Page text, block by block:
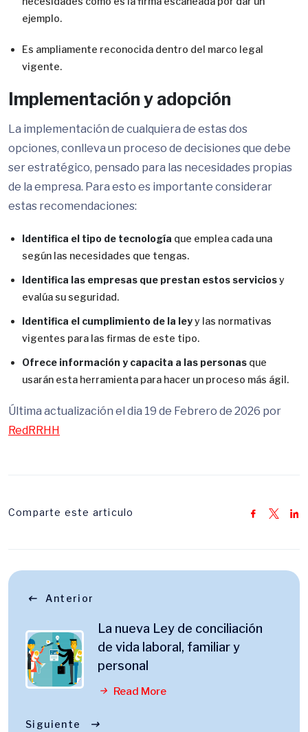
ejemplo.
Es ampliamente reconocida dentro del marco legal
vigente.
Implementación y adopción
La implementación de cualquiera de estas dos
opciones, conlleva un proceso de decisiones que debe
ser estratégico, pensado para las necesidades propias
de la empresa. Para esto es importante considerar
estas recomendaciones:
Identifica el tipo de tecnología que emplea cada una
según las necesidades que tengas.
Identifica las empresas que prestan estos serviciosy
evalúa su seguridad.
Identifica el cumplimiento de la leyy las normativas
vigentes para las firmas de este tipo.
Ofrece información y capacita a las personas que
usarán esta herramienta para hacer un proceso más ágil.
Última actualización el dia 19 de Febrero de 2026 por
RedRRHH
Comparte este articulo
Anterior
La nueva Ley de conciliación
de vida laboral, familiar y
personal
Read More
Siguiente